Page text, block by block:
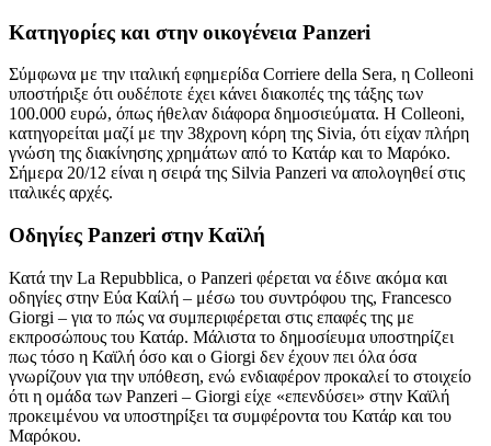
Κατηγορίες και στην οικογένεια Panzeri
Σύμφωνα με την ιταλική εφημερίδα Corriere della Sera, η Colleoni
υποστήριξε ότι ουδέποτε έχει κάνει διακοπές της τάξης των
100.000 ευρώ, όπως ήθελαν διάφορα δημοσιεύματα. Η Colleoni,
κατηγορείται μαζί με την 38χρονη κόρη της Sivia, ότι είχαν πλήρη
γνώση της διακίνησης χρημάτων από το Κατάρ και το Μαρόκο.
Σήμερα 20/12 είναι η σειρά της Silvia Panzeri να απολογηθεί στις
ιταλικές αρχές.
Οδηγίες Panzeri στην Καϊλή
Κατά την La Repubblica, ο Panzeri φέρεται να έδινε ακόμα και
οδηγίες στην Εύα Καίλή – μέσω του συντρόφου της, Francesco
Giorgi – για το πώς να συμπεριφέρεται στις επαφές της με
εκπροσώπους του Κατάρ. Μάλιστα το δημοσίευμα υποστηρίζει
πως τόσο η Καϊλή όσο και ο Giorgi δεν έχουν πει όλα όσα
γνωρίζουν για την υπόθεση, ενώ ενδιαφέρον προκαλεί το στοιχείο
ότι η ομάδα των Panzeri – Giorgi είχε «επενδύσει» στην Καϊλή
προκειμένου να υποστηρίξει τα συμφέροντα του Κατάρ και του
Μαρόκου.